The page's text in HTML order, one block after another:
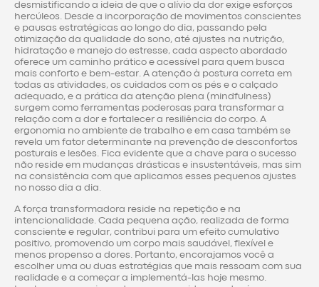
desmistificando a ideia de que o alívio da dor exige esforços
hercúleos. Desde a incorporação de movimentos conscientes
e pausas estratégicas ao longo do dia, passando pela
otimização da qualidade do sono, até ajustes na nutrição,
hidratação e manejo do estresse, cada aspecto abordado
oferece um caminho prático e acessível para quem busca
mais conforto e bem-estar. A atenção à postura correta em
todas as atividades, os cuidados com os pés e o calçado
adequado, e a prática da atenção plena (mindfulness)
surgem como ferramentas poderosas para transformar a
relação com a dor e fortalecer a resiliência do corpo. A
ergonomia no ambiente de trabalho e em casa também se
revela um fator determinante na prevenção de desconfortos
posturais e lesões. Fica evidente que a chave para o sucesso
não reside em mudanças drásticas e insustentáveis, mas sim
na consistência com que aplicamos esses pequenos ajustes
no nosso dia a dia.
A força transformadora reside na repetição e na
intencionalidade. Cada pequena ação, realizada de forma
consciente e regular, contribui para um efeito cumulativo
positivo, promovendo um corpo mais saudável, flexível e
menos propenso a dores. Portanto, encorajamos você a
escolher uma ou duas estratégias que mais ressoam com sua
realidade e a começar a implementá-las hoje mesmo.